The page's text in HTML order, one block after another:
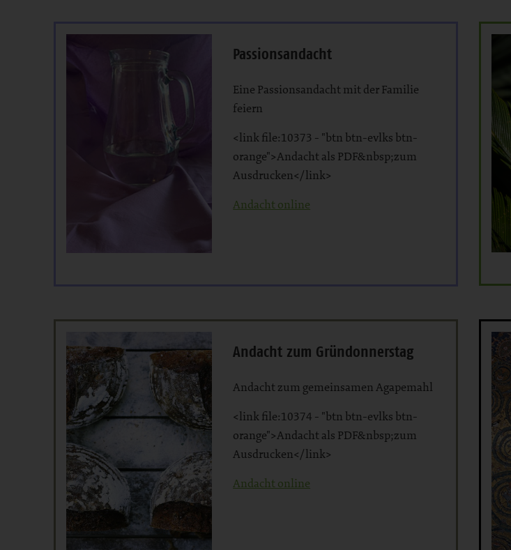
Bereich
Passionsandacht
Eine Passionsandacht mit der Familie
feiern
<link file:10373 - "btn btn-evlks btn-
orange">Andacht als PDF&nbsp;zum
Ausdrucken</link>
Andacht online
Andacht zum Gründonnerstag
Andacht zum gemeinsamen Agapemahl
<link file:10374 - "btn btn-evlks btn-
orange">Andacht als PDF&nbsp;zum
Ausdrucken</link>
Andacht online